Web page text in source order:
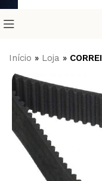
Início » Loja »